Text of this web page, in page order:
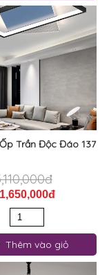
Trần Độc Đáo 137
1,650,000đ
Thêm vào giỏ